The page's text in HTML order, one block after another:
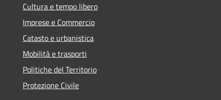
Cultura e tempo libero
Imprese e Commercio
Catasto e urbanistica
Mobilità e trasporti
Politiche del Territorio
Protezione Civile